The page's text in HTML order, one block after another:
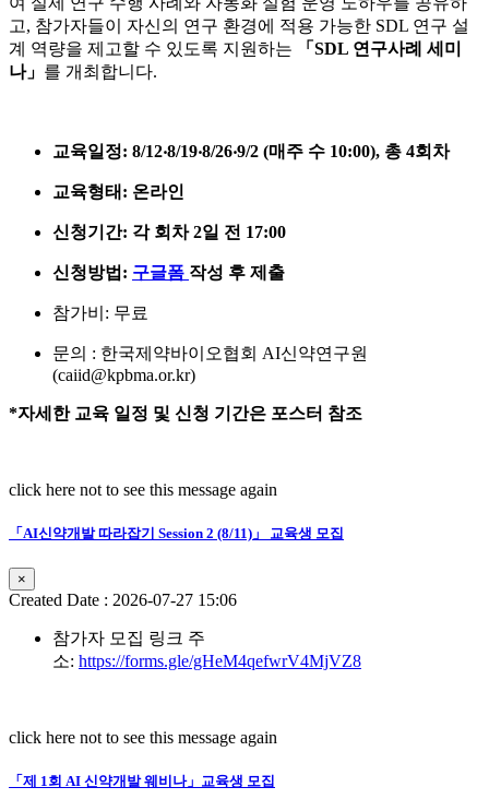
고, 참가자들이 자신의 연구 환경에 적용 가능한 SDL 연구 설
계 역량을 제고할 수 있도록 지원하는
「SDL 연구사례 세미
나」 를 개최합니다.
교육일정: 8/12‧8/19‧8/26‧9/2 (매주 수 10:00), 총 4회차
교육형태: 온라인
신청기간: 각 회차 2일 전 17:00
신청방법: 구글폼 작성 후 제출
참가비: 무료
문의 : 한국제약바이오협회 AI신약연구원
(caiid@kpbma.or.kr)
*자세한 교육 일정 및 신청 기간은 포스터 참조
click here not to see this message again
「AI신약개발 따라잡기 Session 2 (8/11)」 교육생 모집
×
Created Date : 2026-07-27 15:06
참가자 모집 링크 주
소: https://forms.gle/gHeM4qefwrV4MjVZ8
click here not to see this message again
「제 1회 AI 신약개발 웨비나」교육생 모집